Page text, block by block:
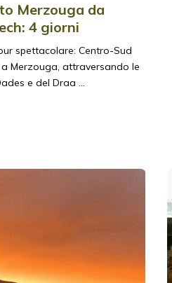
Merzouga da
4 giorni
spettacolare: Centro-Sud
Merzouga, attraversando le
e del Draa …